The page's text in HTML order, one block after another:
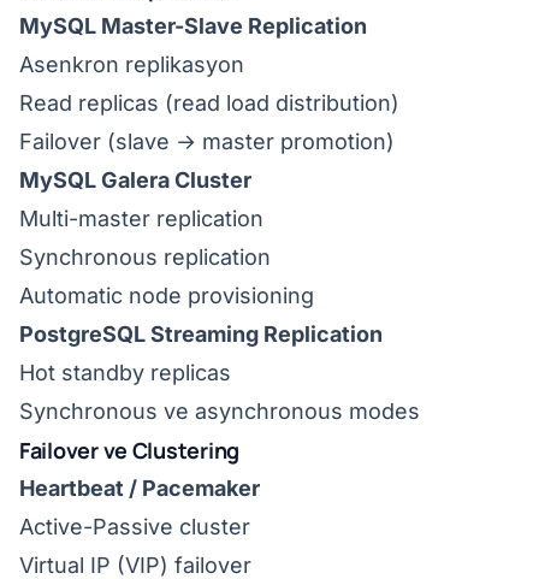
MySQL Master-Slave Replication
Asenkron replikasyon
Read replicas (read load distribution)
Failover (slave → master promotion)
MySQL Galera Cluster
Multi-master replication
Synchronous replication
Automatic node provisioning
PostgreSQL Streaming Replication
Hot standby replicas
Synchronous ve asynchronous modes
Failover ve Clustering
Heartbeat / Pacemaker
Active-Passive cluster
Virtual IP (VIP) failover